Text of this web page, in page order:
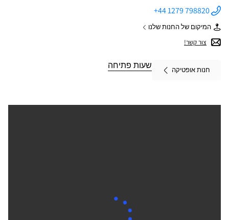
התקשר
לחנות
Optical
Center
HARLOW ב
+44 1279 798820
המיקום של החנות שלנו של
Optical
Center
צור קשר!
חנות אופטיקה
שעות פתיחה